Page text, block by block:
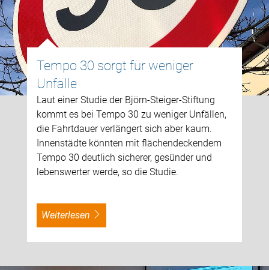
Tempo 30 sorgt für weniger
Unfälle
Laut einer Studie der Björn-Steiger-Stiftung
kommt es bei Tempo 30 zu weniger Unfällen,
die Fahrtdauer verlängert sich aber kaum.
Innenstädte könnten mit flächendeckendem
Tempo 30 deutlich sicherer, gesünder und
lebenswerter werde, so die Studie.
weiterlesen